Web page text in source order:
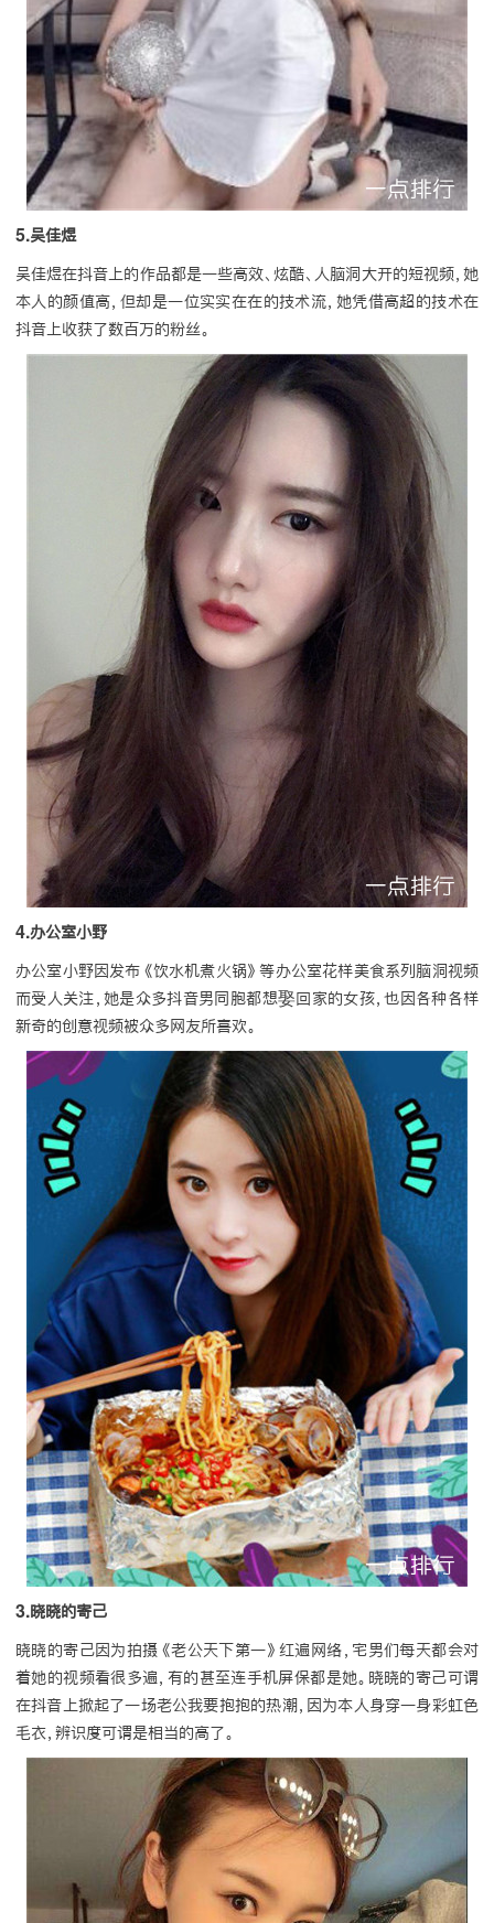
5.吴佳煜
吴佳煜在抖音上的作品都是一些高效、炫酷、人脑洞大开的短视频，她
本人的颜值高，但却是一位实实在在的技术流，她凭借高超的技术在
抖音上收获了数百万的粉丝。
4.办公室小野
办公室小野因发布《饮水机煮火锅》等办公室花样美食系列脑洞视频
而受人关注，她是众多抖音男同胞都想娶回家的女孩，也因各种各样
新奇的创意视频被众多网友所喜欢。
3.晓晓的寄己
晓晓的寄己因为拍摄《老公天下第一》红遍网络，宅男们每天都会对
着她的视频看很多遍，有的甚至连手机屏保都是她。晓晓的寄己可谓
在抖音上掀起了一场老公我要抱抱的热潮，因为本人身穿一身彩虹色
毛衣，辨识度可谓是相当的高了。